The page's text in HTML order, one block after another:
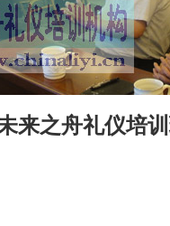
来之舟礼仪培